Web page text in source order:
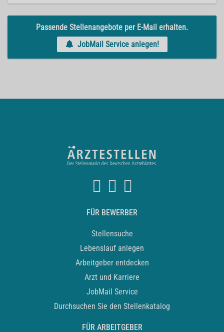
Passende Stellenangebote per E-Mail erhalten.
JobMail Service anlegen!
FÜR BEWERBER
Stellensuche
Lebenslauf anlegen
Arbeitgeber entdecken
Arzt und Karriere
JobMail Service
Durchsuchen Sie den Stellenkatalog
FÜR ARBEITGEBER